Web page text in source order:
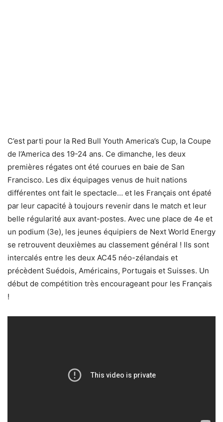
C’est parti pour la Red Bull Youth America’s Cup, la Coupe
de l’America des 19-24 ans. Ce dimanche, les deux
premières régates ont été courues en baie de San
Francisco. Les dix équipages venus de huit nations
différentes ont fait le spectacle… et les Français ont épaté
par leur capacité à toujours revenir dans le match et leur
belle régularité aux avant-postes. Avec une place de 4e et
un podium (3e), les jeunes équipiers de Next World Energy
se retrouvent deuxièmes au classement général ! Ils sont
intercalés entre les deux AC45 néo-zélandais et
précèdent Suédois, Américains, Portugais et Suisses. Un
début de compétition très encourageant pour les Français
!